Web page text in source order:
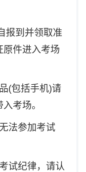
报到并领取准
原件进入考场
(包括手机)请
考场。
法参加考试
试纪律，请认